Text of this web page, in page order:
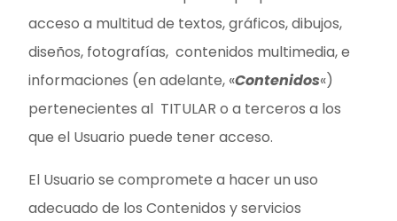
acceso a multitud de textos, gráficos, dibujos,
diseños, fotografías, contenidos multimedia, e
informaciones (en adelante, «Contenidos«)
pertenecientes al TITULAR o a terceros a los
que el Usuario puede tener acceso.
El Usuario se compromete a hacer un uso
adecuado de los Contenidos y servicios